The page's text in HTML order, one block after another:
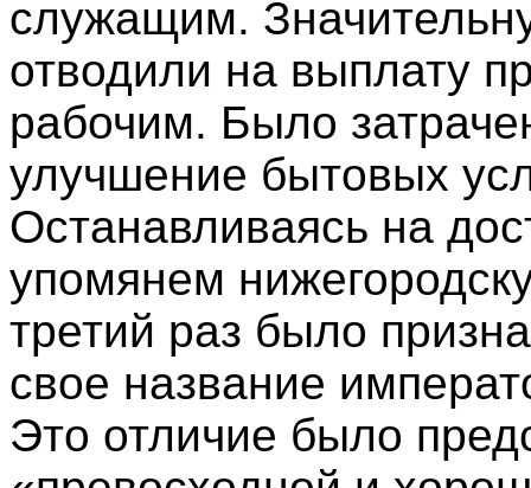
служащим.
отводили на выплату
рабочим. Было
улучшение бытовых
Останавливаясь на
упомянем
третий раз было
свое название
Это отличие было